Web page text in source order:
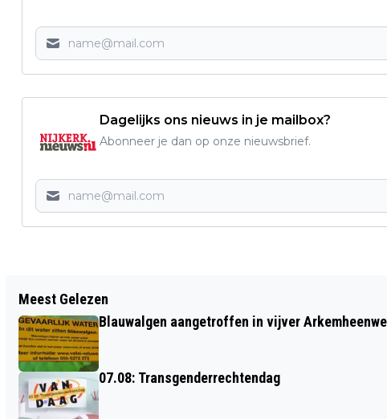
Dagelijks ons nieuws in je mailbox?
Abonneer je dan op onze nieuwsbrief.
MISHANDELING IN HET CENTRUM VAN
NIJKERK, POLITIE ZOEKT GETUIGEN
Meest Gelezen
Blauwalgen aangetroffen in vijver
07.08: Transgenderrechtendag